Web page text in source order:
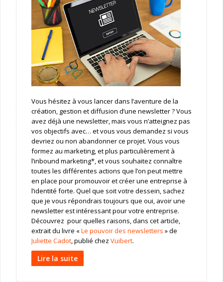
Vous hésitez à vous lancer dans l’aventure de la
création, gestion et diffusion d’une newsletter ? Vous
avez déjà une newsletter, mais vous n’atteignez pas
vos objectifs avec… et vous vous demandez si vous
devriez ou non abandonner ce projet. Vous vous
formez au marketing, et plus particulièrement à
l’inbound marketing*, et vous souhaitez connaître
toutes les différentes actions que l’on peut mettre
en place pour promouvoir et créer une entreprise à
l’identité forte. Quel que soit votre dessein, sachez
que je vous répondrais toujours que oui, avoir une
newsletter est intéressant pour votre entreprise.
Découvrez pour quelles raisons, dans cet article,
extrait du livre «Le pouvoir des newsletters » de
Juliette Cadot, publié chez Vuibert.
Lire la suite